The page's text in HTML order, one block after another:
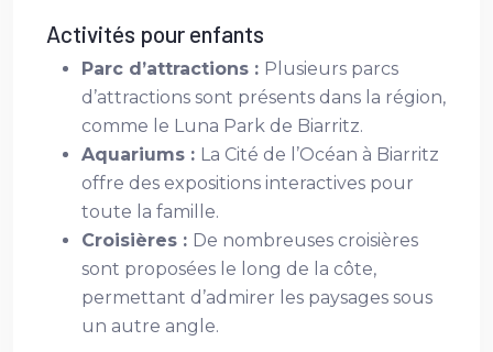
Activités pour enfants
Parc d’attractions : Plusieurs parcs
d’attractions sont présents dans la région,
comme le Luna Park de Biarritz.
Aquariums : La Cité de l’Océan à Biarritz
offre des expositions interactives pour
toute la famille.
Croisières : De nombreuses croisières
sont proposées le long de la côte,
permettant d’admirer les paysages sous
un autre angle.